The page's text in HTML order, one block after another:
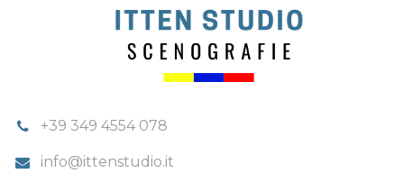
+39 349 4554 078
info@ittenstudio.it